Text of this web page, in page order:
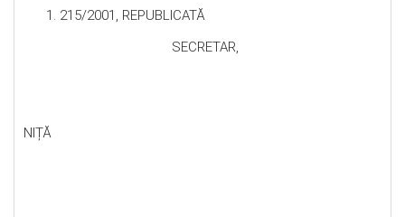
215/2001, REPUBLICATĂ
SECRETAR,
NIȚĂ